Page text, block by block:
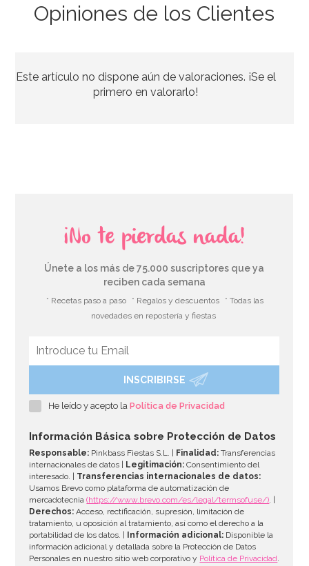
4,99€
Opiniones de los Clientes
Este artículo no dispone aún de valoraciones. ¡Se el
primero en valorarlo!
¡No te pierdas nada!
Únete a los más de 75.000 suscriptores que ya
reciben cada semana
* Recetas paso a paso * Regalos y descuentos
* Todas las
novedades en repostería y fiestas
INSCRIBIRSE
He leído y acepto laPolítica de Privacidad
Información Básica sobre Protección de Datos
Responsable: Pinkbass Fiestas S.L. | Finalidad: Transferencias
internacionales de datos |
Legitimación: Consentimiento del
interesado. | Transferencias internacionales de datos:
Usamos Brevo como plataforma de automatización de
mercadotecnia(https://www.brevo.com/es/legal/termsofuse/). |
Derechos: Acceso, rectificación, supresión, limitación de
tratamiento, u oposición al tratamiento, así como el derecho a la
portabilidad de los datos. |
Información adicional: Disponible la
información adicional y detallada sobre la Protección de Datos
Personales en nuestro sitio web corporativo y Política de Privacidad.